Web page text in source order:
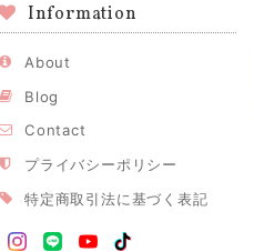
Information
About
Blog
Contact
プライバシーポリシー
特定商取引法に基づく表記